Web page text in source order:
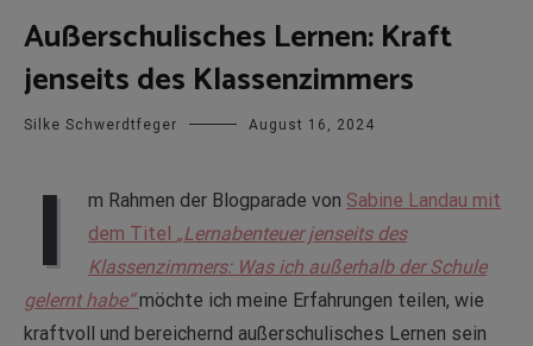
Außerschulisches Lernen: Kraft
jenseits des Klassenzimmers
Silke Schwerdtfeger August 16, 2024
I m Rahmen der Blogparade von Sabine Landau mit
dem Titel „Lernabenteuer jenseits des
Klassenzimmers: Was ich außerhalb der Schule
gelernt habe“ möchte ich meine Erfahrungen teilen, wie
kraftvoll und bereichernd außerschulisches Lernen sein